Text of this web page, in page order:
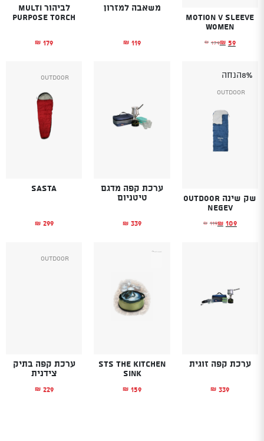
Motion V Sleeve
Women
₪ 179
המחיר המקורי היה: ₪179.₪ 59 המחיר הנוכחי הוא: ₪59.
משאבה למזרון
₪ 119
לביהור MULTI
PURPOSE TORCH
₪ 179
8%הנחה
Outdoor
שק שינה Outdoor
Negev
₪ 119
המחיר המקורי היה: ₪119.₪ 109 המחיר הנוכחי הוא: ₪109.
ערכת קפה מדגם
טיטניום
₪ 339
Outdoor
Sasta
₪ 299
ערכת קפה זוגית
₪ 339
STS The Kitchen
Sink
₪ 159
Outdoor
ערכת קפה בתיק
צידנית
₪ 229